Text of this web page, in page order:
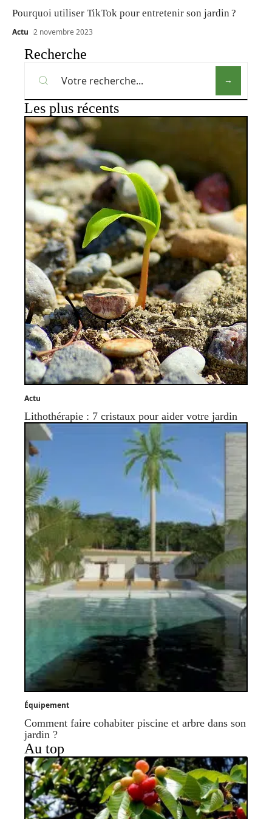
Pourquoi utiliser TikTok pour entretenir son jardin ?
Actu 2 novembre 2023
Recherche
Les plus récents
Actu
Lithothérapie : 7 cristaux pour aider votre jardin
Équipement
Comment faire cohabiter piscine et arbre dans son
jardin ?
Au top